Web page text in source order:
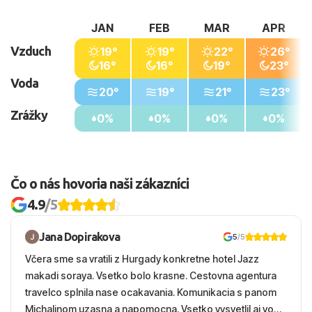
Vzduch
Voda
Zrážky
JAN
19°
16°
20°
0%
FEB
19°
16°
19°
0%
MAR
22°
19°
21°
0%
APR
26°
23°
23°
0%
Čo o nás hovoria naši zákazníci
4.9/5
Jana Dopirakova 5/5
Včera sme sa vratili z Hurgady konkretne hotel Jazz
makadi soraya. Vsetko bolo krasne. Cestovna agentura
travelco splnila nase ocakavania. Komunikacia s panom
Michalinom uzasna a napomocna. Vsetko vysvetlil aj vo